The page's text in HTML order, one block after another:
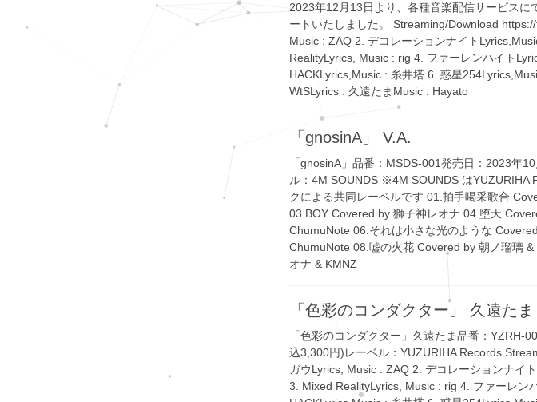
2023年12月13日より、各種音楽配信サービス
ートいたしました。 Streaming/Download
Music : ZAQ 2. デコレーションナイト
RealityLyrics, Music : rig 4. ファーレンハイト
HACKLyrics,Music : 糸井塔 6. 惑星
WtSLyrics : 久遠たまMusic : Hayato
「gnosinA」 V.A.
「gnosinA」品番：MSDS-001発売日：2023年
ル：4M SOUNDS ※4M SOUNDS はYUZURIHA
クによる共同レーベルです 01.拍⼿喝采歌合
03.BOY Covered by 獅⼦神レオナ 04.堕天
ChumuNote 06.それは⼩さな光のような
ChumuNote 08.嘘の⽕花 Covered by 朝ノ瑠璃
オナ & KMNZ
「色彩のコンダクター」 久遠たま
「色彩のコンダクター」久遠たま品番：
込3,300円)レーベル：YUZURIHA Records
ガウLyrics, Music : ZAQ 2. デコレーションナ
3. Mixed RealityLyrics, Music : rig 4. ファーレン